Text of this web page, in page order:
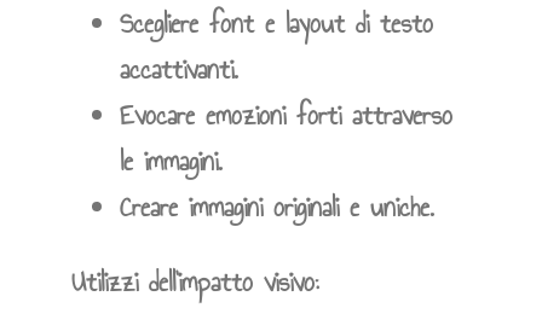
Scegliere font e layout di testo
accattivanti.
Evocare emozioni forti attraverso
le immagini.
Creare immagini originali e uniche.
Utilizzi dell’impatto visivo: